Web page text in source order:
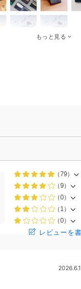
もっと見る
（79）
（9）
（0）
（1）
（0）
レビューを
2026.6.1